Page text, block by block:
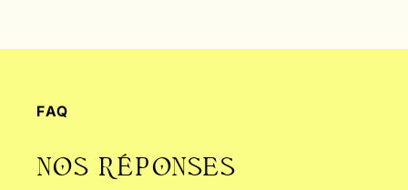
FAQ
NOS RÉPONSES